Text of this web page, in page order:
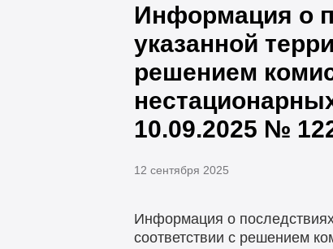
Информация о
указанной
решением
10.09.2025 №
12 сентября 2025
Информация о
соответствии с решением